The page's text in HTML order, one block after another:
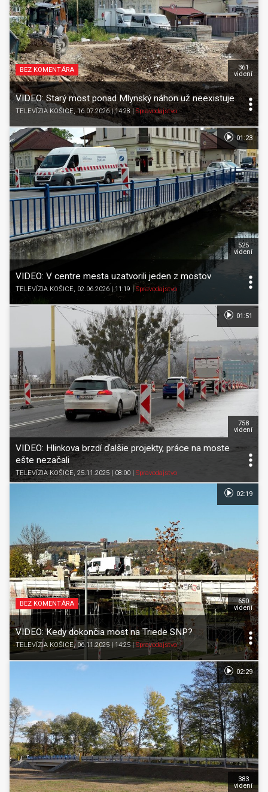
BEZ KOMENTÁRA
VIDEO: Starý most ponad Mlynský náhon už neexistuje
TELEVÍZIA KOŠICE, 16.07.2026 | 14:28 |Spravodajstvo
361
videní
VIDEO: V centre mesta uzatvorili jeden z mostov
TELEVÍZIA KOŠICE, 02.06.2026 | 11:19 |Spravodajstvo
525
videní
01:23
VIDEO: Hlinkova brzdí ďalšie projekty, práce na moste
ešte nezačali
TELEVÍZIA KOŠICE, 25.11.2025 | 08:00 Spravodajstvo
758
videní
01:51
BEZ KOMENTÁRA
VIDEO: Kedy dokončia most na Triede SNP?
TELEVÍZIA KOŠICE, 06.11.2025 | 14:25| Spravodajstvo
650
videní
02:19
383
videní
02:29